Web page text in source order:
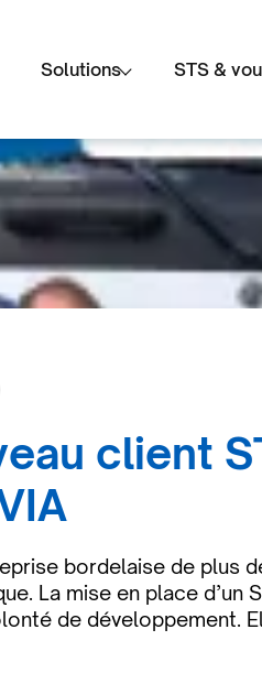
Solutions STS &
client
bordelaise de plus
La mise en place d’un
de développement.